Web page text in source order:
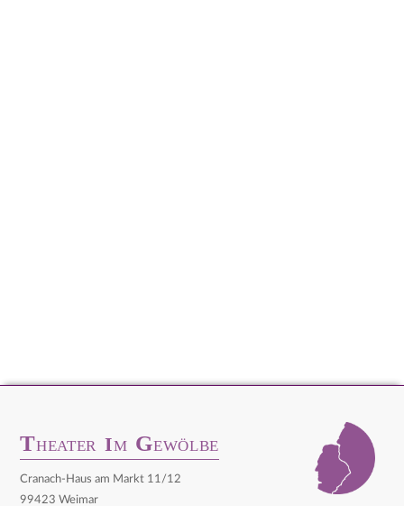
THEATER IM GEWÖLBE
Cranach-Haus am Markt 11/12
99423 Weimar